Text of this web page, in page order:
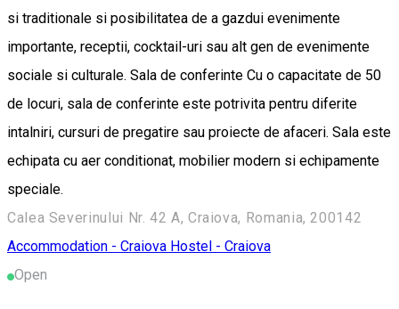
si traditionale si posibilitatea de a gazdui evenimente
importante, receptii, cocktail-uri sau alt gen de evenimente
sociale si culturale. Sala de conferinte Cu o capacitate de 50
de locuri, sala de conferinte este potrivita pentru diferite
intalniri, cursuri de pregatire sau proiecte de afaceri. Sala este
echipata cu aer conditionat, mobilier modern si echipamente
speciale.
Calea Severinului Nr. 42 A, Craiova, Romania, 200142
Accommodation - Craiova Hostel - Craiova
Open